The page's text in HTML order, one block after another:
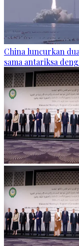
China luncurkan
sama antariksa